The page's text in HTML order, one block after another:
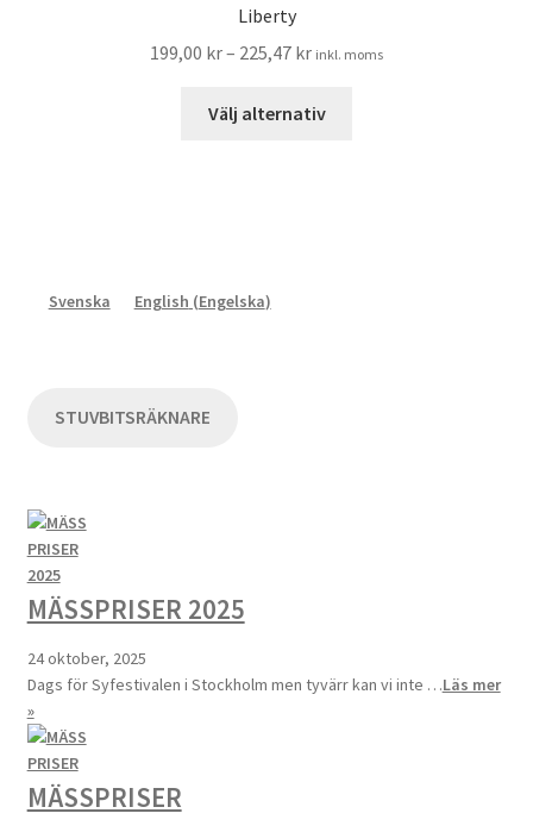
olika
Liberty
199,00 kr– 225,47 kr inkl. moms
Välj alternativ
Svenska English (Engelska)
STUVBITSRÄKNARE
MÄSSPRISER 2025
24 oktober, 2025
Dags för Syfestivalen i Stockholm men tyvärr kan vi inte …Läs mer
»
MÄSSPRISER